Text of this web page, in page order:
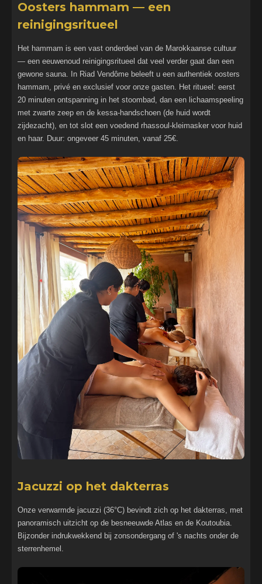
Oosters hammam — een
reinigingsritueel
Het hammam is een vast onderdeel van de Marokkaanse cultuur
— een eeuwenoud reinigingsritueel dat veel verder gaat dan een
gewone sauna. In Riad Vendôme beleeft u een authentiek oosters
hammam, privé en exclusief voor onze gasten. Het ritueel: eerst
20 minuten ontspanning in het stoombad, dan een lichaamspeeling
met zwarte zeep en de kessa-handschoen (de huid wordt
zijdezacht), en tot slot een voedend rhassoul-kleimasker voor huid
en haar. Duur: ongeveer 45 minuten, vanaf 25€.
Jacuzzi op het dakterras
Onze verwarmde jacuzzi (36°C) bevindt zich op het dakterras, met
panoramisch uitzicht op de besneeuwde Atlas en de Koutoubia.
Bijzonder indrukwekkend bij zonsondergang of 's nachts onder de
sterrenhemel.